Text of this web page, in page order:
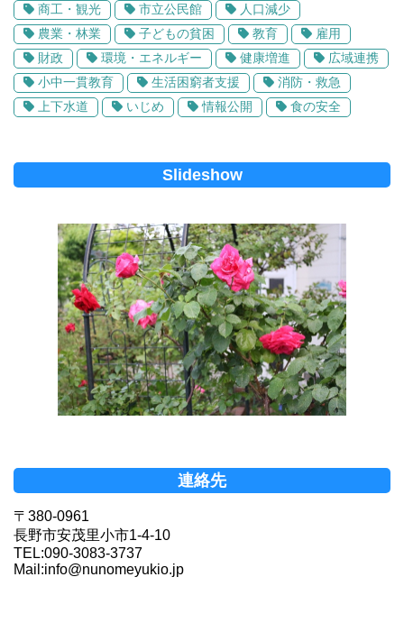
商工・観光
市立公民館
人口減少
農業・林業
子どもの貧困 教育
雇用
財政
環境・エネルギー 健康増進
広域連携
小中一貫教育
生活困窮者支援
消防・救急
上下水道
いじめ 情報公開 食の安全
Slideshow
連絡先
〒380-0961
長野市安茂里小市1-4-10
TEL:090-3083-3737
Mail:info@nunomeyukio.jp